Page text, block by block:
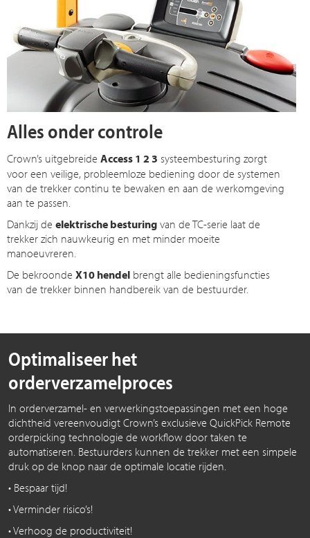
Alles onder controle
Crown’s uitgebreideAccess 1 2 3 systeembesturing zorgt
voor een veilige, probleemloze bediening door de systemen
van de trekker continu te bewaken en aan de werkomgeving
aan te passen.
Dankzij deelektrische besturing van de TC-serie laat de
trekker zich nauwkeurig en met minder moeite
manoeuvreren.
De bekroondeX10 hendel brengt alle bedieningsfuncties
van de trekker binnen handbereik van de bestuurder.
Optimaliseer het
orderverzamelproces
In orderverzamel- en verwerkingstoepassingen met een hoge
dichtheid vereenvoudigt Crown’s exclusieve QuickPick Remote
orderpicking technologie de workflow door taken te
automatiseren. Bestuurders kunnen de trekker met een simpele
druk op de knop naar de optimale locatie rijden.
• Bespaar tijd!
• Verminder risico’s!
• Verhoog de productiviteit!